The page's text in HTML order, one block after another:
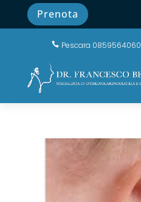
Prenota
 Pescara 0859564060